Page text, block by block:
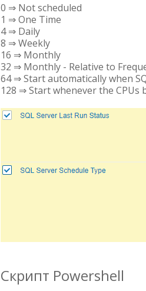
0 ⇒ Not scheduled
1 ⇒ One Time
4 ⇒ Daily
8 ⇒ Weekly
16 ⇒ Monthly
32 ⇒ Monthly - Relative to
64 ⇒ Start automatically when
128 ⇒ Start whenever the CPUs
Скрипт Powershell